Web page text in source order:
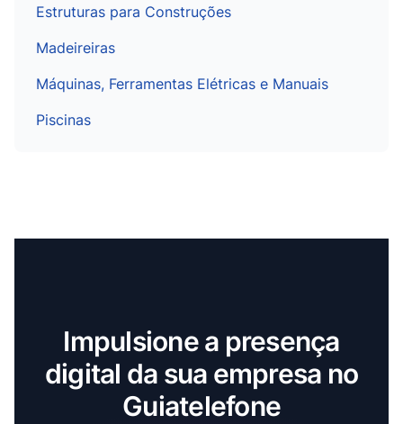
Estruturas para Construções
Madeireiras
Máquinas, Ferramentas Elétricas e Manuais
Piscinas
Impulsione a presença
digital da sua empresa no
Guiatelefone